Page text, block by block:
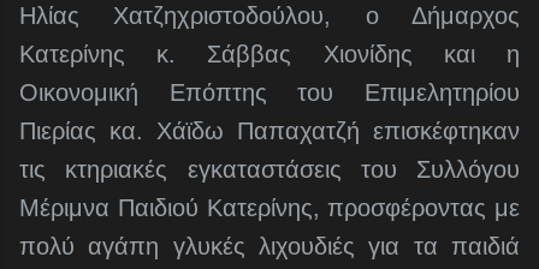
Ηλίας Χατζηχριστοδούλου, ο Δήμαρχος
Κατερίνης κ. Σάββας Χιονίδης και η
Οικονομική Επόπτης του Επιμελητηρίου
Πιερίας κα. Χάϊδω Παπαχατζή επισκέφτηκαν
τις κτηριακές εγκαταστάσεις του Συλλόγου
Μέριμνα Παιδιού Κατερίνης, προσφέροντας με
πολύ αγάπη γλυκές λιχουδιές για τα παιδιά